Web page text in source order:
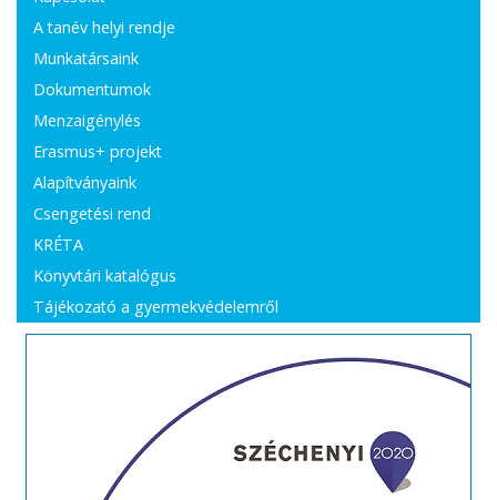
A tanév helyi rendje
Munkatársaink
Dokumentumok
Menzaigénylés
Erasmus+ projekt
Alapítványaink
Csengetési rend
KRÉTA
Könyvtári katalógus
Tájékozató a gyermekvédelemről